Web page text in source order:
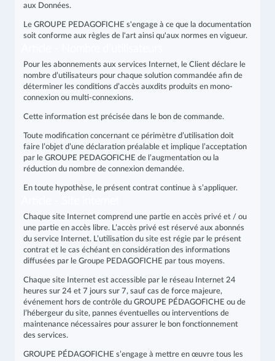
aux Données.
Le GROUPE PEDAGOFICHE s'engage à ce que la documentation
soit conforme aux règles de l'art ainsi qu'aux normes en vigueur.
Pour les abonnements aux services Internet, le Client déclare le
nombre d’utilisateurs pour chaque solution commandée afin de
déterminer les conditions d’accès auxdits produits en mono-
connexion ou multi-connexions.
Cette information est précisée dans le bon de commande.
Toute modification concernant ce périmètre d’utilisation doit
faire l’objet d’une déclaration préalable et implique l’acceptation
par le GROUPE PEDAGOFICHE de l’augmentation ou la
réduction du nombre de connexion demandée.
En toute hypothèse, le présent contrat continue à s’appliquer.
Chaque site Internet comprend une partie en accès privé et / ou
une partie en accès libre. L’accès privé est réservé aux abonnés
du service Internet. L’utilisation du site est régie par le présent
contrat et le cas échéant en considération des informations
diffusées par le Groupe PEDAGOFICHE par tous moyens.
Chaque site Internet est accessible par le réseau Internet 24
heures sur 24 et 7 jours sur 7, sauf cas de force majeure,
événement hors de contrôle du GROUPE PÉDAGOFICHE ou de
l’hébergeur du site, pannes éventuelles ou interventions de
maintenance nécessaires pour assurer le bon fonctionnement
des services.
GROUPE PÉDAGOFICHE s’engage à mettre en œuvre tous les